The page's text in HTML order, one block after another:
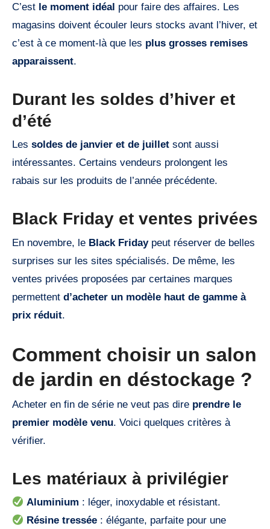
C’est le moment idéal pour faire des affaires. Les
magasins doivent écouler leurs stocks avant l’hiver, et
c’est à ce moment-là que les plus grosses remises
apparaissent.
Durant les soldes d’hiver et
d’été
Les soldes de janvier et de juillet sont aussi
intéressantes. Certains vendeurs prolongent les
rabais sur les produits de l’année précédente.
Black Friday et ventes privées
En novembre, le Black Fridaypeut réserver de belles
surprises sur les sites spécialisés. De même, les
ventes privées proposées par certaines marques
permettent d’acheter un modèle haut de gamme à
prix réduit.
Comment choisir un salon
de jardin en déstockage ?
Acheter en fin de série ne veut pas dire prendre le
premier modèle venu. Voici quelques critères à
vérifier.
Les matériaux à privilégier
Aluminium : léger, inoxydable et résistant.
Résine tressée : élégante, parfaite pour une